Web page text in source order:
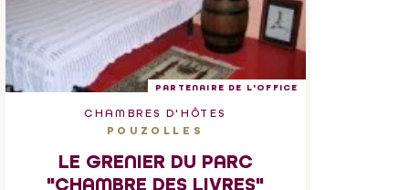
PARTENAIRE DE L'OFFICE
CHAMBRES D'HÔTES
POUZOLLES
LE GRENIER DU PARC
"CHAMBRE DES LIVRES"